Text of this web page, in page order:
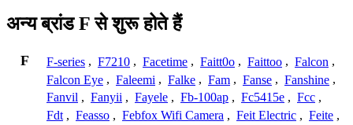
अन्य ब्रांड F से शुरू होते हैं
F F-series , F7210 , Facetime , Faitt0o , Faittoo , Falcon ,
Falcon Eye , Faleemi , Falke , Fam , Fanse , Fanshine ,
Fanvil , Fanyii , Fayele , Fb-100ap , Fc5415e , Fcc ,
Fdt , Feasso , Febfox Wifi Camera , Feit Electric , Feite ,